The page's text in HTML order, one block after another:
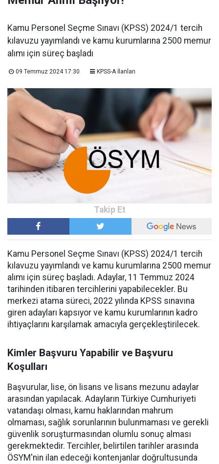
Kamu Personel Seçme Sınavı (KPSS) 2024/1 tercih
kılavuzu yayımlandı ve kamu kurumlarına 2500 memur
alımı için süreç başladı
09 Temmuz 2024 17:30 KPSS-A İlanları
Kamu Personel Seçme Sınavı (KPSS) 2024/1 tercih
kılavuzu yayımlandı ve kamu kurumlarına 2500 memur
alımı için süreç başladı. Adaylar, 11 Temmuz 2024
tarihinden itibaren tercihlerini yapabilecekler. Bu
merkezi atama süreci, 2022 yılında KPSS sınavına
giren adayları kapsıyor ve kamu kurumlarının kadro
ihtiyaçlarını karşılamak amacıyla gerçekleştirilecek.
Kimler Başvuru Yapabilir ve Başvuru
Koşulları
Başvurular, lise, ön lisans ve lisans mezunu adaylar
arasından yapılacak. Adayların Türkiye Cumhuriyeti
vatandaşı olması, kamu haklarından mahrum
olmaması, sağlık sorunlarının bulunmaması ve gerekli
güvenlik soruşturmasından olumlu sonuç alması
gerekmektedir. Tercihler, belirtilen tarihler arasında
ÖSYM'nin ilan edeceği kontenjanlar doğrultusunda